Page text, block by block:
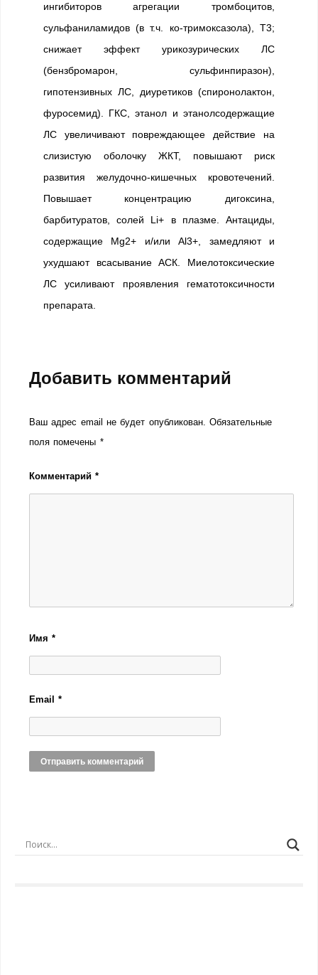
ингибиторов агрегации тромбоцитов,
сульфаниламидов (в т.ч. ко-тримоксазола), Т3;
снижает эффект урикозурических ЛС
(бензбромарон, сульфинпиразон),
гипотензивных ЛС, диуретиков (спиронолактон,
фуросемид). ГКС, этанол и этанолсодержащие
ЛС увеличивают повреждающее действие на
слизистую оболочку ЖКТ, повышают риск
развития желудочно-кишечных кровотечений.
Повышает концентрацию дигоксина,
барбитуратов, солей Li+ в плазме. Антациды,
содержащие Mg2+ и/или Al3+, замедляют и
ухудшают всасывание АСК. Миелотоксические
ЛС усиливают проявления гематотоксичности
препарата.
Добавить комментарий
Ваш адрес email не будет опубликован. Обязательные
поля помечены *
Комментарий*
Имя*
Email*